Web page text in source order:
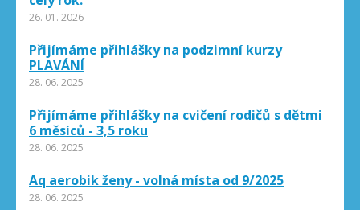
26. 01. 2026
Přijímáme přihlášky na podzimní kurzy
PLAVÁNÍ
28. 06. 2025
Přijímáme přihlášky na cvičení rodičů s dětmi
6 měsíců - 3,5 roku
28. 06. 2025
Aq aerobik ženy - volná místa od 9/2025
28. 06. 2025